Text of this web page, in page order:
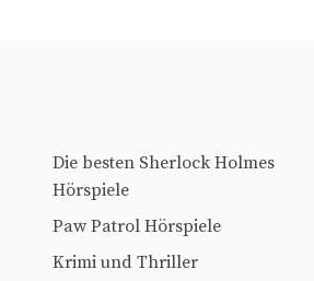
Die besten Sherlock Holmes
Hörspiele
Paw Patrol Hörspiele
Krimi und Thriller